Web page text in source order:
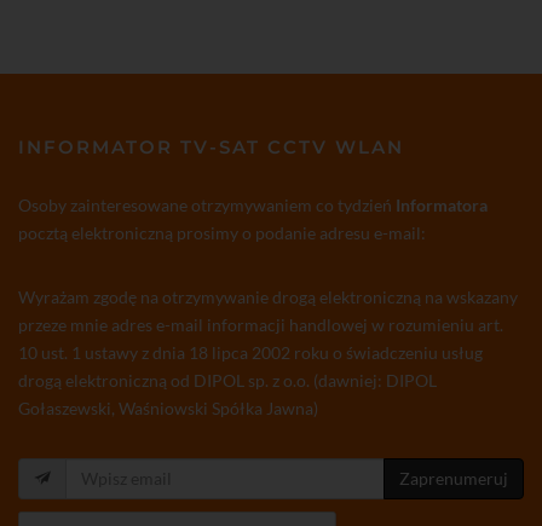
INFORMATOR TV-SAT CCTV WLAN
Osoby zainteresowane otrzymywaniem co tydzień Informatora
pocztą elektroniczną prosimy o podanie adresu e-mail:
Wyrażam zgodę na otrzymywanie drogą elektroniczną na wskazany
przeze mnie adres e-mail informacji handlowej w rozumieniu art.
10 ust. 1 ustawy z dnia 18 lipca 2002 roku o świadczeniu usług
drogą elektroniczną od DIPOL sp. z o.o. (dawniej: DIPOL
Gołaszewski, Waśniowski Spółka Jawna)
Zaprenumeruj